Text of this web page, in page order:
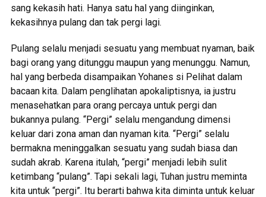
sang kekasih hati. Hanya satu hal yang diinginkan,
kekasihnya pulang dan tak pergi lagi.
Pulang selalu menjadi sesuatu yang membuat nyaman, baik
bagi orang yang ditunggu maupun yang menunggu. Namun,
hal yang berbeda disampaikan Yohanes si Pelihat dalam
bacaan kita. Dalam penglihatan apokaliptisnya, ia justru
menasehatkan para orang percaya untuk pergi dan
bukannya pulang. “Pergi” selalu mengandung dimensi
keluar dari zona aman dan nyaman kita. “Pergi” selalu
bermakna meninggalkan sesuatu yang sudah biasa dan
sudah akrab. Karena itulah, “pergi” menjadi lebih sulit
ketimbang “pulang”. Tapi sekali lagi, Tuhan justru meminta
kita untuk “pergi”. Itu berarti bahwa kita diminta untuk keluar